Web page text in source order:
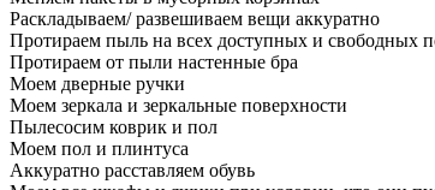
Раскладываем/ развешиваем вещи аккуратно
Протираем пыль на всех доступных и свободных
Протираем от пыли настенные бра
Моем дверные ручки
Моем зеркала и зеркальные поверхности
Пылесосим коврик и пол
Моем пол и плинтуса
Аккуратно расставляем обувь